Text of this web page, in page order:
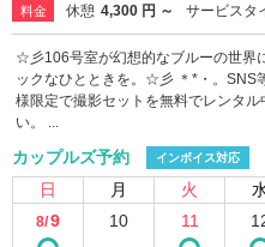
料金 休憩 4,300 円 ～ サービスタ
☆彡106号室が幻想的なブルーの世界
ックなひとときを。☆彡 ＊*・。SNS
様限定で撮影セットを無料でレンタ
い。 ...
カップルズ予約 インボイス対応
日 月 火
8/9
10
11